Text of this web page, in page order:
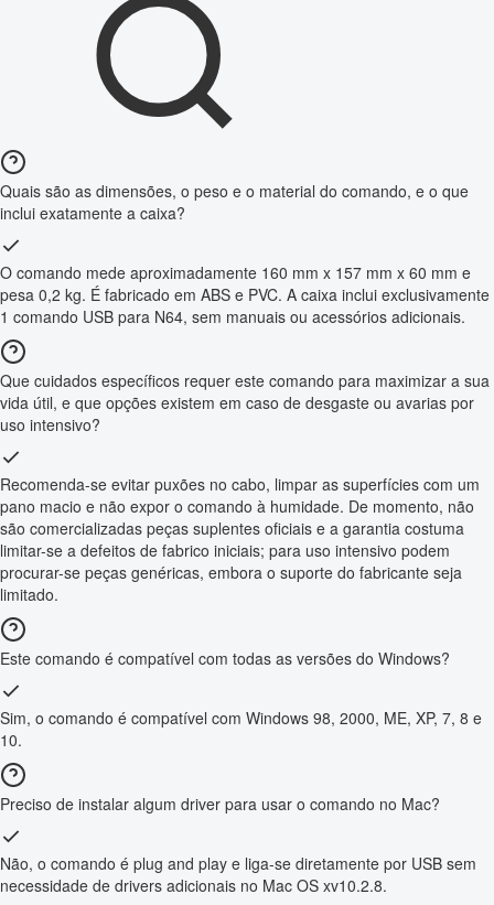
Quais são as dimensões, o peso e o material do comando, e o que
inclui exatamente a caixa?
O comando mede aproximadamente 160 mm x 157 mm x 60 mm e
pesa 0,2 kg. É fabricado em ABS e PVC. A caixa inclui exclusivamente
1 comando USB para N64, sem manuais ou acessórios adicionais.
Que cuidados específicos requer este comando para maximizar a sua
vida útil, e que opções existem em caso de desgaste ou avarias por
uso intensivo?
Recomenda-se evitar puxões no cabo, limpar as superfícies com um
pano macio e não expor o comando à humidade. De momento, não
são comercializadas peças suplentes oficiais e a garantia costuma
limitar-se a defeitos de fabrico iniciais; para uso intensivo podem
procurar-se peças genéricas, embora o suporte do fabricante seja
limitado.
Este comando é compatível com todas as versões do Windows?
Sim, o comando é compatível com Windows 98, 2000, ME, XP, 7, 8 e
10.
Preciso de instalar algum driver para usar o comando no Mac?
Não, o comando é plug and play e liga-se diretamente por USB sem
necessidade de drivers adicionais no Mac OS xv10.2.8.